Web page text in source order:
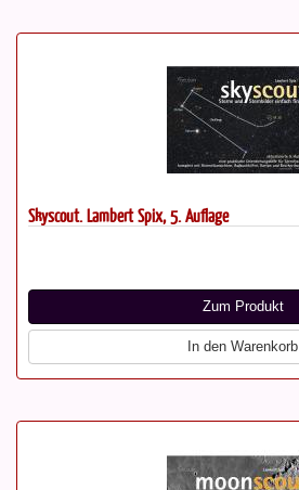
Skyscout. Lambert Spix, 5. Auflage
Zum Produkt
In den Warenkorb